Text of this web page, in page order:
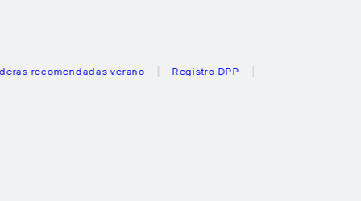
verano Registro DPP